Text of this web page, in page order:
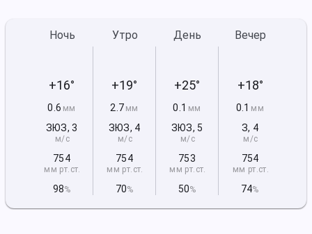
Ночь
+16°
0.6 мм
ЗЮЗ, 3
м/с
754
мм рт.ст.
98%
Утро
+19°
2.7 мм
ЗЮЗ, 4
м/с
754
мм рт.ст.
70%
День
+25°
0.1 мм
ЗЮЗ, 5
м/с
753
мм рт.ст.
50%
Вечер
+18°
0.1 мм
З, 4
м/с
754
мм рт.ст.
74%